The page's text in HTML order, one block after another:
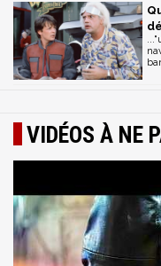
VIDÉOS À NE